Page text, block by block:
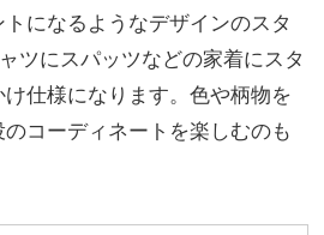
になるようなデザインのスタ
ツにスパッツなどの家着にスタ
仕様になります。色や柄物を
コーディネートを楽しむのも